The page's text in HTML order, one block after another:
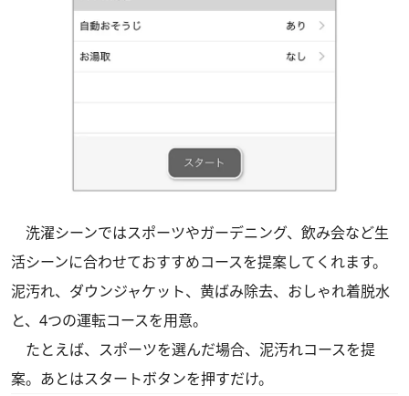
洗濯シーンではスポーツやガーデニング、飲み会など生
活シーンに合わせておすすめコースを提案してくれます。
泥汚れ、ダウンジャケット、黄ばみ除去、おしゃれ着脱水
と、4つの運転コースを用意。
たとえば、スポーツを選んだ場合、泥汚れコースを提
案。あとはスタートボタンを押すだけ。